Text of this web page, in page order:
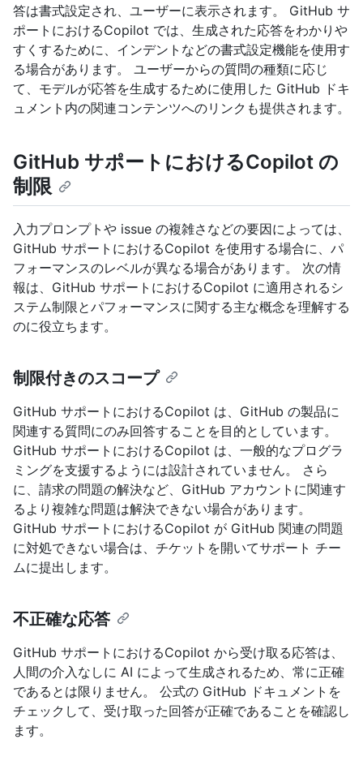
答は書式設定され、ユーザーに表示されます。 GitHub サ
ポートにおけるCopilot では、生成された応答をわかりや
すくするために、インデントなどの書式設定機能を使用す
る場合があります。 ユーザーからの質問の種類に応じ
て、モデルが応答を生成するために使用した GitHub ドキ
ュメント内の関連コンテンツへのリンクも提供されます。
GitHub サポートにおけるCopilot の
制限
入力プロンプトや issue の複雑さなどの要因によっては、
GitHub サポートにおけるCopilot を使用する場合に、パ
フォーマンスのレベルが異なる場合があります。 次の情
報は、GitHub サポートにおけるCopilot に適用されるシ
ステム制限とパフォーマンスに関する主な概念を理解する
のに役立ちます。
制限付きのスコープ
GitHub サポートにおけるCopilot は、GitHub の製品に
関連する質問にのみ回答することを目的としています。
GitHub サポートにおけるCopilot は、一般的なプログラ
ミングを支援するようには設計されていません。 さら
に、請求の問題の解決など、GitHub アカウントに関連す
るより複雑な問題は解決できない場合があります。
GitHub サポートにおけるCopilot が GitHub 関連の問題
に対処できない場合は、チケットを開いてサポート チー
ムに提出します。
不正確な応答
GitHub サポートにおけるCopilot から受け取る応答は、
人間の介入なしに AI によって生成されるため、常に正確
であるとは限りません。 公式の GitHub ドキュメントを
チェックして、受け取った回答が正確であることを確認し
ます。